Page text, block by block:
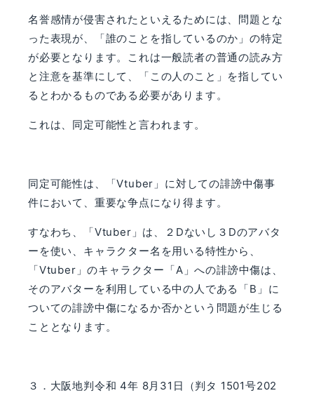
名誉感情が侵害されたといえるためには、問題とな
った表現が、「誰のことを指しているのか」の特定
が必要となります。これは一般読者の普通の読み方
と注意を基準にして、「この人のこと」を指してい
るとわかるものである必要があります。
これは、同定可能性と言われます。
同定可能性は、「Vtuber 」に対しての誹謗中傷事
件において、重要な争点になり得ます。
すなわち、「Vtuber 」は、２ Dないし３ Dのアバタ
ーを使い、キャラクター名を用いる特性から、
「Vtuber 」のキャラクター「A 」への誹謗中傷は、
そのアバターを利用している中の人である「B 」に
ついての誹謗中傷になるか否かという問題が生じる
こととなります。
３．大阪地判令和 4年 8月 31 日（判タ 1501号202